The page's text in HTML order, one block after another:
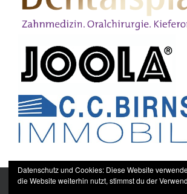
Datenschutz und Cookies: Diese Website
die Website weiterhin nutzt, stimmst du der